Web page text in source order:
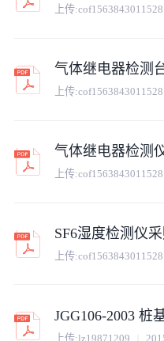
上传:cof1563843011528
气体继电器检测
上传:cof1563843011528
气体继电器检测
上传:cof1563843011528
SF6湿度检测仪
上传:cof1563843011528
JGG106-2003 桩
上传:lz19871209